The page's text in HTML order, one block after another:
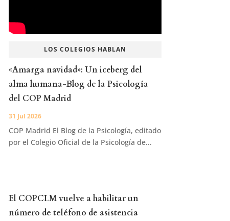
LOS COLEGIOS HABLAN
«Amarga navidad»: Un iceberg del
alma humana-Blog de la Psicología
del COP Madrid
31 Jul 2026
COP Madrid El Blog de la Psicología, editado
por el Colegio Oficial de la Psicología de...
El COPCLM vuelve a habilitar un
número de teléfono de asistencia